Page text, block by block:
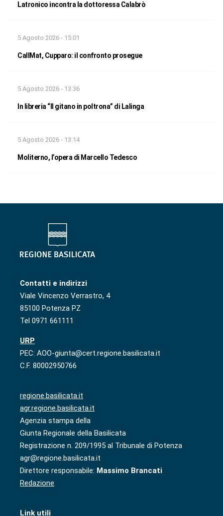
Latronico incontra la dottoressa Calabrò
5 Agosto 2026 - 15:01
CallMat, Cupparo: il confronto prosegue
5 Agosto 2026 - 13:36
In libreria “Il gitano in poltrona” di Lalinga
5 Agosto 2026 - 13:14
Moliterno, l’opera di Marcello Tedesco
Contatti e indirizzi
Viale Vincenzo Verrastro, 4
85100 Potenza PZ
Tel 0971 661111
URP
PEC: AOO-giunta@cert.regione.basilicata.it
C.F. 80002950766
regione.basilicata.it
agr.regione.basilicata.it
Agenzia stampa della
Giunta Regionale della Basilicata
Registrazione n. 209/1995 al Tribunale di Potenza
agr@regione.basilicata.it
Direttore responsabile: Massimo Brancati
Redazione
Link utili